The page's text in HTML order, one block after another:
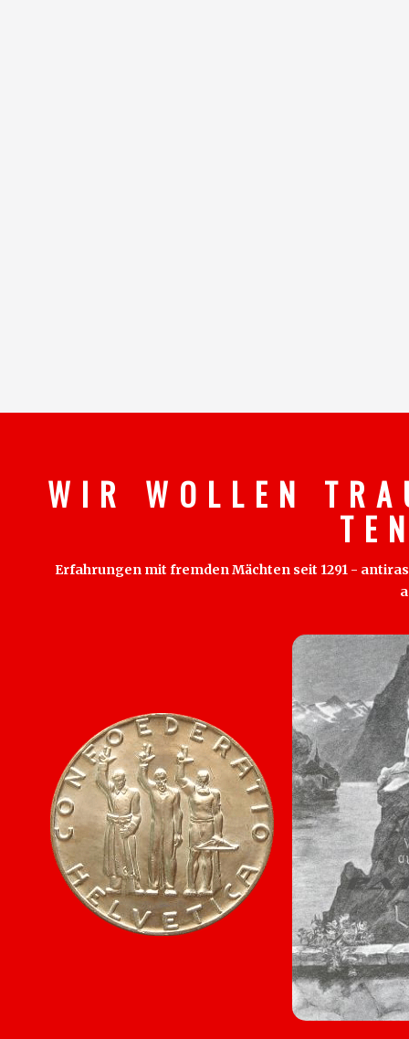
W I R W O L L E N T R
T E
Erfahrungen mit fremden Mächten seit 1291 -